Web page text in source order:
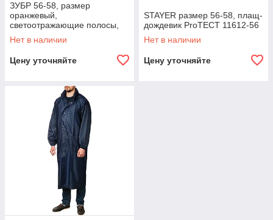
ЗУБР 56-58, размер
оранжевый,
светоотражающие полосы,
плащ-дождевик 11617-56
Профессионал
Нет в наличии
Цену уточняйте
STAYER размер 56-58, плащ-
дождевик ProTECT 11612-56
Нет в наличии
Цену уточняйте